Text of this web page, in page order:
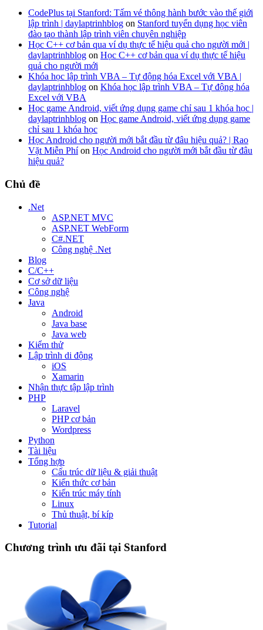
CodePlus tại Stanford: Tấm vé thông hành bước vào thế giới
lập trình | daylaptrinhblog on Stanford tuyển dụng học viên
đào tạo thành lập trình viên chuyên nghiệp
Học C++ cơ bản qua ví dụ thực tế hiệu quả cho người mới |
daylaptrinhblog on Học C++ cơ bản qua ví dụ thực tế hiệu
quả cho người mới
Khóa học lập trình VBA – Tự động hóa Excel với VBA |
daylaptrinhblog on Khóa học lập trình VBA – Tự động hóa
Excel với VBA
Học game Android, viết ứng dụng game chỉ sau 1 khóa học |
daylaptrinhblog on Học game Android, viết ứng dụng game
chỉ sau 1 khóa học
Học Android cho người mới bắt đầu từ đâu hiệu quả? | Rao
Vặt Miễn Phíon Học Android cho người mới bắt đầu từ đâu
hiệu quả?
Chủ đề
.Net
ASP.NET MVC
ASP.NET WebForm
C#.NET
Công nghệ .Net
Blog
C/C++
Cơ sở dữ liệu
Công nghệ
Java
Android
Java base
Java web
Kiểm thử
Lập trình di động
iOS
Xamarin
Nhận thực tập lập trình
PHP
Laravel
PHP cơ bản
Wordpress
Python
Tài liệu
Tổng hợp
Cấu trúc dữ liệu & giải thuật
Kiến thức cơ bản
Kiến trúc máy tính
Linux
Thủ thuật, bí kíp
Tutorial
Chương trình ưu đãi tại Stanford